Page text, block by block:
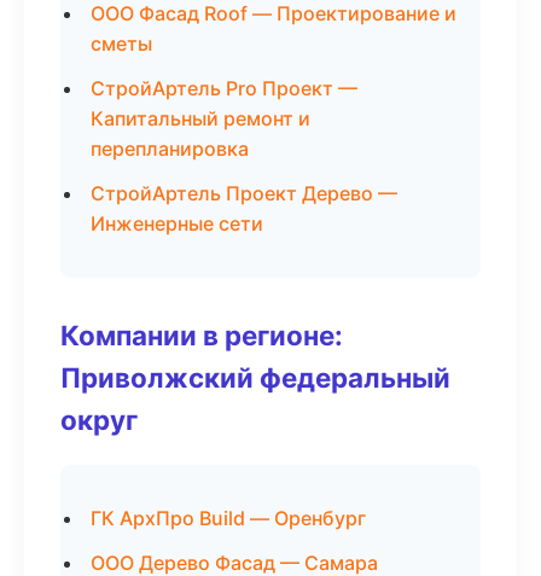
ООО Фасад Roof — Проектирование и
сметы
СтройАртель Pro Проект —
Капитальный ремонт и
перепланировка
СтройАртель Проект Дерево —
Инженерные сети
Компании в регионе:
Приволжский федеральный
округ
ГК АрхПро Build — Оренбург
ООО Дерево Фасад — Самара